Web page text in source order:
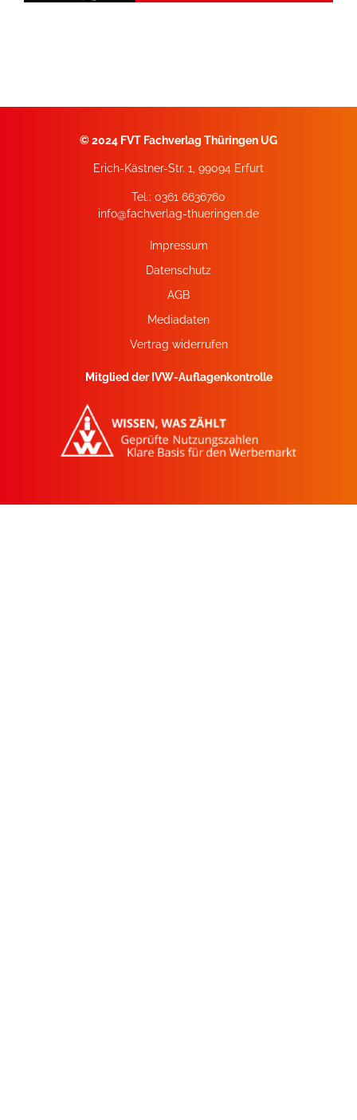
©2024 FVT Fachverlag Thüringen UG
Erich-Kästner-Str. 1, 99094 Erfurt
Tel.: 0361 6636760
info@fachverlag-thueringen.de
Impressum
Datenschutz
AGB
Mediadaten
Vertrag widerrufen
Mitglied der IVW-Auflagenkontrolle